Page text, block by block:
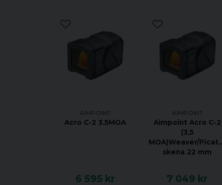
AIMPOINT
Acro C-2 3.5MOA
6 595 kr
AIMPOINT
Aimpoint Acro C-2
(3,5
MOA)Weaver/
skena 22 mm
7 049 kr